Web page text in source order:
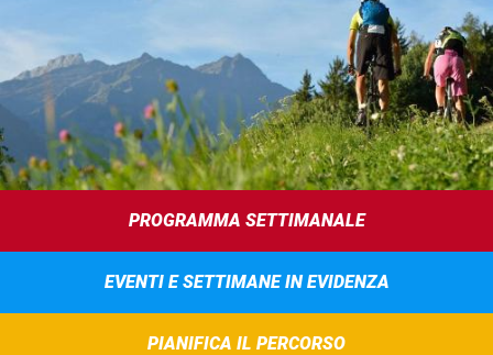
PROGRAMMA SETTIMANALE
EVENTI E SETTIMANE IN EVIDENZA
PIANIFICA IL PERCORSO